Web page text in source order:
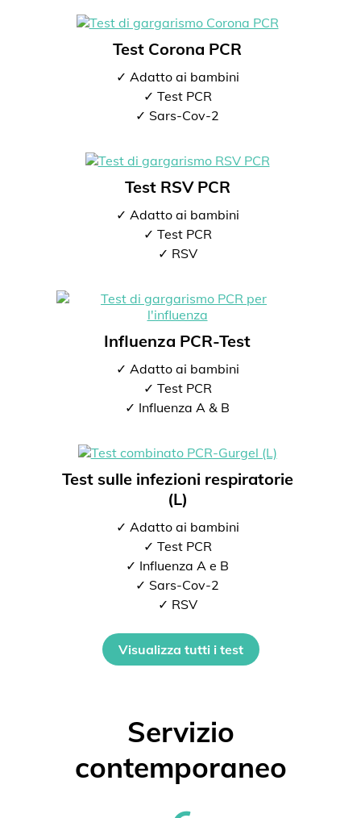
Test Corona PCR
✓ Adatto ai bambini
✓ Test PCR
✓ Sars-Cov-2
Test RSV PCR
✓ Adatto ai bambini
✓ Test PCR
✓ RSV
Influenza PCR-Test
✓ Adatto ai bambini
✓ Test PCR
✓ Influenza A & B
Test sulle infezioni respiratorie
(L)
✓ Adatto ai bambini
✓ Test PCR
✓ Influenza A e B
✓ Sars-Cov-2
✓ RSV
Visualizza tutti i test
Servizio
contemporaneo